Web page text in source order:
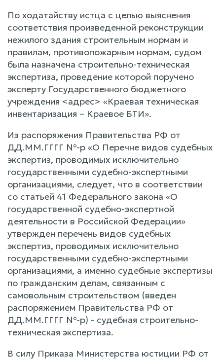
По ходатайству истца с целью выяснения
соответствия произведенной реконструкции
нежилого здания строительным нормам и
правилам, противопожарным нормам, судом
была назначена строительно-техническая
экспертиза, проведение которой поручено
эксперту Государственного бюджетного
учреждения <адрес> «Краевая техническая
инвентаризация – Краевое БТИ».
Из распоряжения Правительства РФ от
ДД.ММ.ГГГГ №-р «О Перечне видов судебных
экспертиз, проводимых исключительно
государственными судебно-экспертными
организациями, следует, что в соответствии
со статьей 41 Федерального закона «О
государственной судебно-экспертной
деятельности в Российской Федерации»
утвержден перечень видов судебных
экспертиз, проводимых исключительно
государственными судебно-экспертными
организациями, а именно судебные экспертизы
по гражданским делам, связанным с
самовольным строительством (введен
распоряжением Правительства РФ от
ДД.ММ.ГГГГ №-р) - судебная строительно-
техническая экспертиза.
В силу Приказа Министерства юстиции РФ от